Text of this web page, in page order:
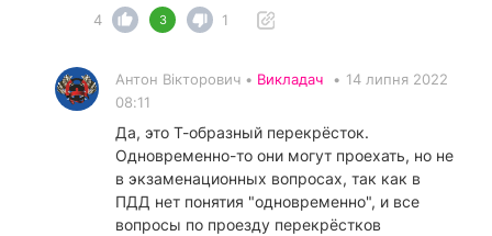
4
3 1
Антон Вікторович • Викладач • 14 липня 2022
08:11
Да, это Т-образный перекрёсток.
Одновременно-то они могут проехать, но не
в экзаменационных вопросах, так как в
ПДД нет понятия "одновременно", и все
вопросы по проезду перекрёстков